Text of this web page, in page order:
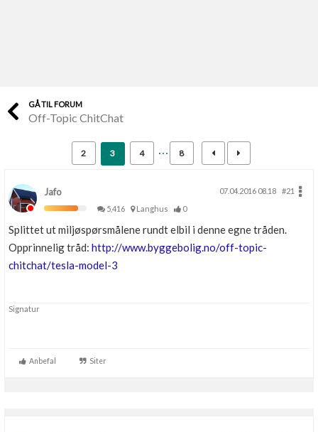
Finn håndverkere
Skaff dokumentasjon som mangler
Kundeservice
Få svar på det du lurer på
GÅ TIL FORUM
Off-Topic ChitChat
2 3 4 8
Jafo 07.04.2016 08.18
#21
5,416
Langhus 0
Splittet ut miljøspørsmålene rundt elbil i denne egne tråden.
Opprinnelig tråd: http://www.byggebolig.no/off-topic-
chitchat/tesla-model-3
Signatur
Anbefal Siter